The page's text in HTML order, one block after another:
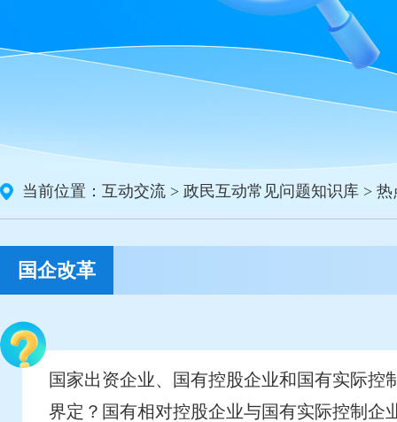
当前位置： 互动交流 > 政民互动常见问题知识库 > 热
国企改革
国家出资企业、国有控股企业和国有实际
界定？国有相对控股企业与国有实际控制企